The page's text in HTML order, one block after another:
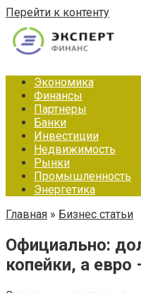
Перейти к контенту
Экономика
Финансы
Партнеры
Банки
Инвестиции
Недвижимость
Рынки
Промышленность
Энергетика
Главная » Бизнес статьи
Официально:
копейки, а евро